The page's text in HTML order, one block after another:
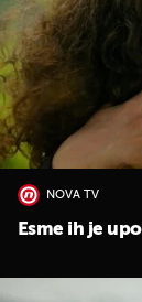
NOVA TV
Esme ih je